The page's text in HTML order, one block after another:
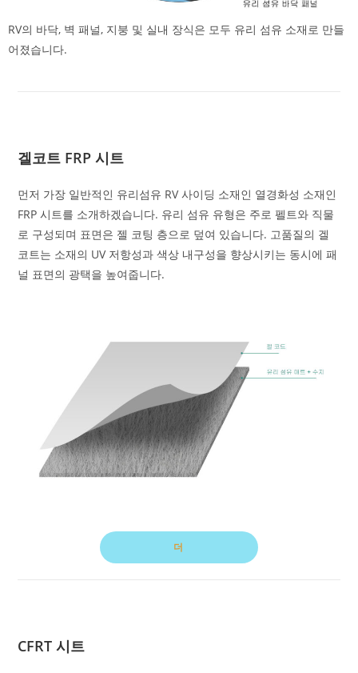
RV의 바닥, 벽 패널, 지붕 및 실내 장식은 모두 유리 섬유 소재로 만들
어졌습니다.
겔코트 FRP 시트
먼저 가장 일반적인 유리섬유 RV 사이딩 소재인 열경화성 소재인
FRP 시트를 소개하겠습니다. 유리 섬유 유형은 주로 펠트와 직물
로 구성되며 표면은 젤 코팅 층으로 덮여 있습니다. 고품질의 겔
코트는 소재의 UV 저항성과 색상 내구성을 향상시키는 동시에 패
널 표면의 광택을 높여줍니다.
더
CFRT 시트